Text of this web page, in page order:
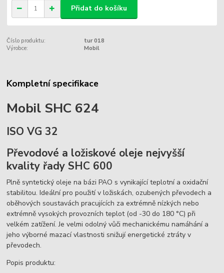
Přidat do košíku
Číslo produktu:
tur 018
Výrobce:
Mobil
Kompletní specifikace
Mobil SHC 624
ISO VG 32
Převodové a ložiskové oleje nejvyšší
kvality řady SHC 600
Plně syntetický oleje na bázi PAO s vynikající teplotní a oxidační
stabilitou. Ideální pro použití v ložiskách, ozubených převodech a
oběhových soustavách pracujících za extrémně nízkých nebo
extrémně vysokých provozních teplot (od -30 do 180 °C) při
velkém zatížení. Je velmi odolný vůči mechanickému namáhání a
jeho výborné mazací vlastnosti snižují energetické ztráty v
převodech.
Popis produktu: